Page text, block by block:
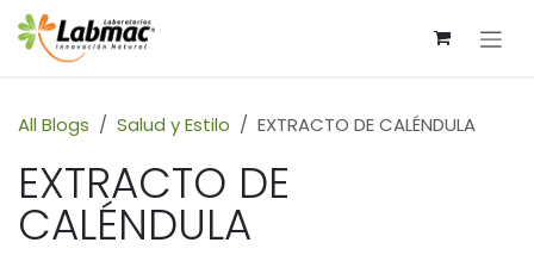
Skip to Content
All Blogs Salud y Estilo EXTRACTO DE CALÉNDULA
EXTRACTO DE
CALÉNDULA